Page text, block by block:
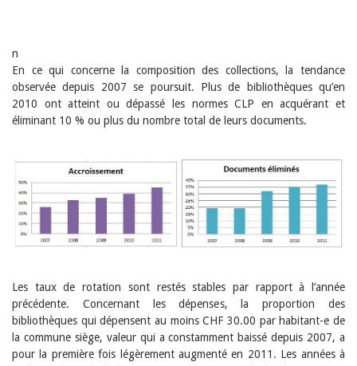
Juin 2025
Mars 2025
Février 2025
Janvier 2025
2022
2020
2019
2018
2017
2014
2013
2012
n
En ce qui concerne la composition des collections, la tendance
observée depuis 2007 se poursuit. Plus de bibliothèques qu’en
2010 ont atteint ou dépassé les normes CLP en acquérant et
éliminant 10 % ou plus du nombre total de leurs documents.
Les taux de rotation sont restés stables par rapport à l’année
précédente. Concernant les dépenses, la proportion des
bibliothèques qui dépensent au moins CHF 30.00 par habitant-e de
la commune siège, valeur qui a constamment baissé depuis 2007, a
pour la première fois légèrement augmenté en 2011. Les années à